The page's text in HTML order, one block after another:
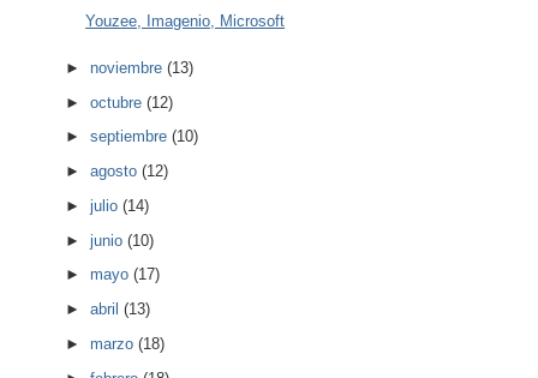
Youzee, Imagenio, Microsoft
►noviembre(13)
►octubre(12)
►septiembre(10)
►agosto(12)
►julio(14)
►junio(10)
►mayo(17)
►abril(13)
►marzo(18)